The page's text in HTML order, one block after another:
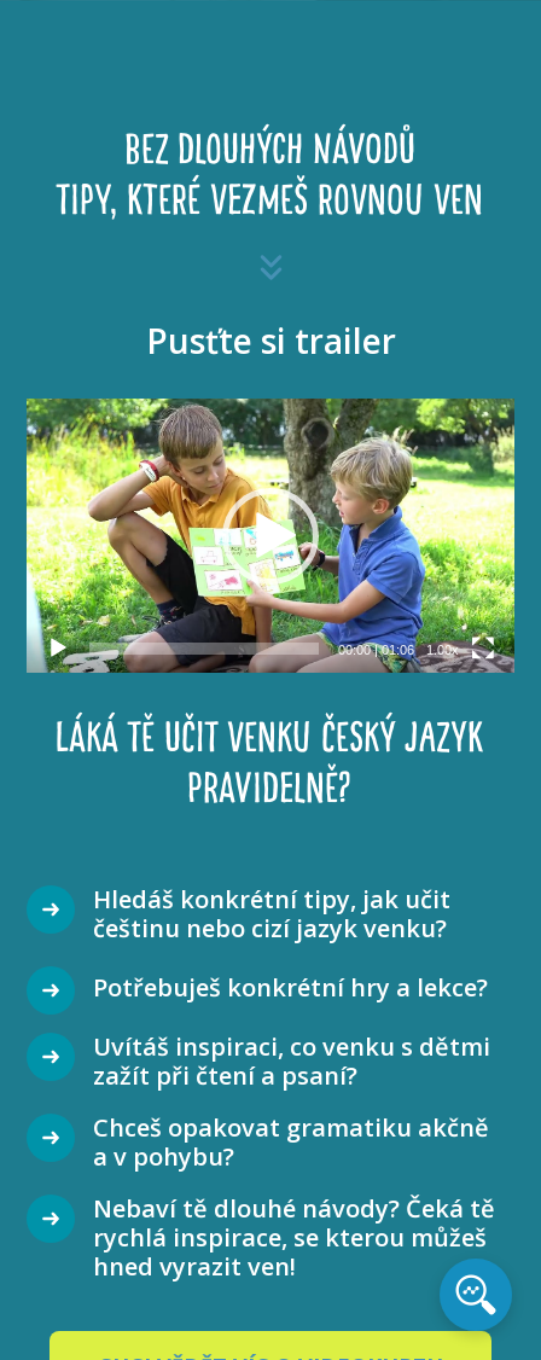
BEZ DLOUHÝCH NÁVODŮ
TIPY, KTERÉ VEZMEŠ ROVNOU VEN
Pusťte si trailer
Video
přehrávač
00:00|01:06 1.00x
LÁKÁ TĚ UČIT VENKU ČESKÝ JAZYK
PRAVIDELNĚ?
Hledáš konkrétní tipy, jak učit
češtinu nebo cizí jazyk venku?
Potřebuješ konkrétní hry a lekce?
Uvítáš inspiraci, co venku s dětmi
zažít při čtení a psaní?
Chceš opakovat gramatiku akčně
a v pohybu?
Nebaví tě dlouhé návody? Čeká tě
rychlá inspirace, se kterou můžeš
hned vyrazit ven!